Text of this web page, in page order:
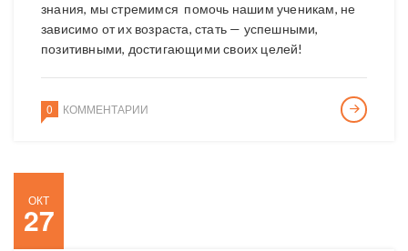
знания, мы стремимся помочь нашим ученикам, не
зависимо от их возраста, стать — успешными,
позитивными, достигающими своих целей!
0 КОММЕНТАРИИ
ОКТ
27